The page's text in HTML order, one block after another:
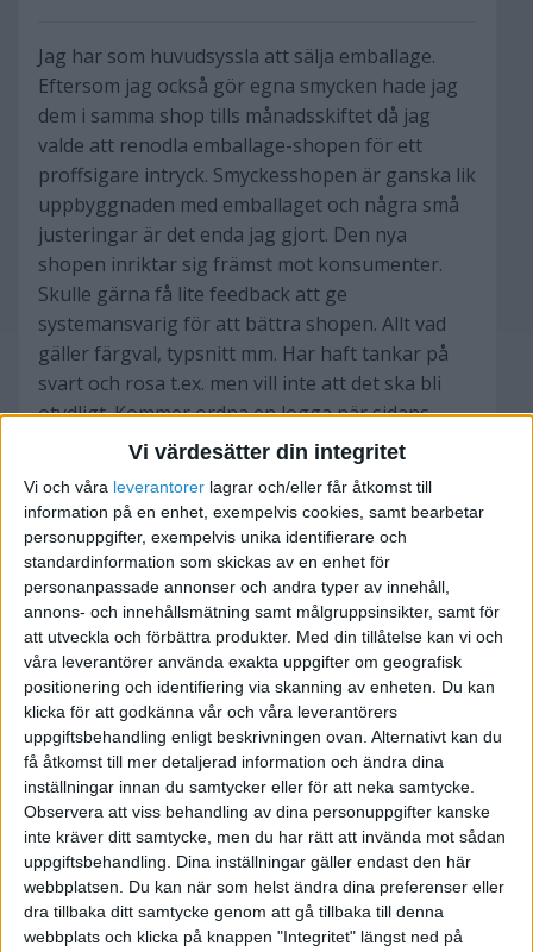
Vi värdesätter din integritet
Vi och våra leverantorer lagrar och/eller får åtkomst till
information på en enhet, exempelvis cookies, samt bearbetar
personuppgifter, exempelvis unika identifierare och
standardinformation som skickas av en enhet för
personanpassade annonser och andra typer av innehåll,
annons- och innehållsmätning samt målgruppsinsikter, samt för
att utveckla och förbättra produkter. Med din tillåtelse kan vi och
våra leverantörer använda exakta uppgifter om geografisk
positionering och identifiering via skanning av enheten. Du kan
klicka för att godkänna vår och våra leverantörers
uppgiftsbehandling enligt beskrivningen ovan. Alternativt kan du
få åtkomst till mer detaljerad information och ändra dina
inställningar innan du samtycker eller för att neka samtycke.
Observera att viss behandling av dina personuppgifter kanske
inte kräver ditt samtycke, men du har rätt att invända mot sådan
uppgiftsbehandling. Dina inställningar gäller endast den här
webbplatsen. Du kan när som helst ändra dina preferenser eller
dra tillbaka ditt samtycke genom att gå tillbaka till denna
webbplats och klicka på knappen "Integritet" längst ned på
Jag har som huvudsyssla att sälja emballage.
Eftersom jag också gör egna smycken hade jag
dem i samma shop tills månadsskiftet då jag
valde att renodla emballage-shopen för ett
proffsigare intryck. Smyckesshopen är ganska lik
uppbyggnaden med emballaget och några små
justeringar är det enda jag gjort. Den nya
shopen inriktar sig främst mot konsumenter.
Skulle gärna få lite feedback att ge
systemansvarig för att bättra shopen. Allt vad
gäller färgval, typsnitt mm. Har haft tankar på
svart och rosa t.ex. men vill inte att det ska bli
otydligt. Kommer ordna en logga när sidans
utformning i de nämnda är fastställd.
www.penguindesign.se
packa lätt - packa rätt
http://www.m-kylli-emballage.se
najjie
2009-12-18 08:16
Hrm, jag e kanske inte rätt person att svara då
jag aldrig gillat rosa. Men i den här mängden
tänker jag disney-prinsessa och dina smycken
har inte den stilen. Dina smycken däremot är